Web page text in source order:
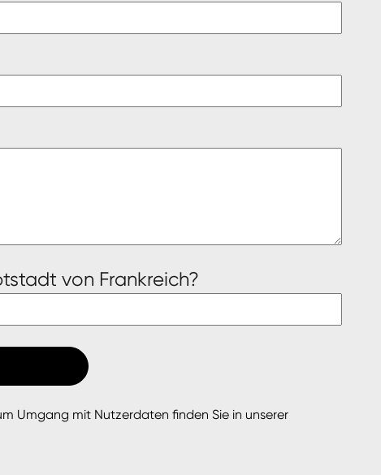
von Frankreich?
Umgang mit Nutzerdaten finden Sie in unserer